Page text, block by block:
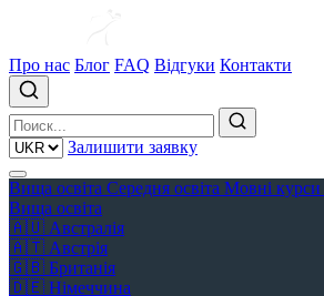
Про нас Блог FAQ Відгуки Контакти
Залишити заявку
Вища освіта Середня освіта Мовні курси
Вища освіта
🇦🇺 Австралія
🇦🇹 Австрія
🇬🇧 Британія
🇩🇪 Німеччина